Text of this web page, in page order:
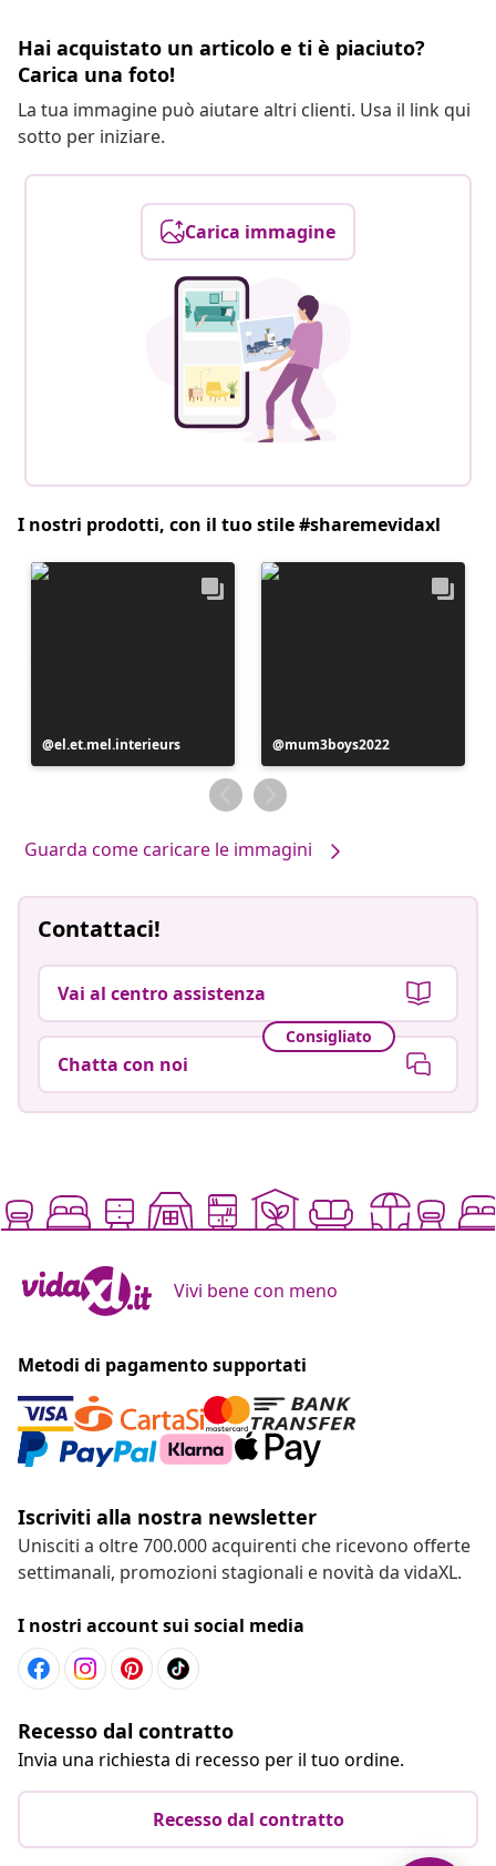
Hai acquistato un articolo e ti è piaciuto?
Carica una foto!
La tua immagine può aiutare altri clienti. Usa il link qui
sotto per iniziare.
Carica immagine
I nostri prodotti, con il tuo stile #sharemevidaxl
Post
pubblicato
el.et.mel.interieurs
Post
pubblicato
da
mum3boys2022
Guarda come caricare le immagini
Contattaci!
Vai al centro assistenza
Consigliato
Chatta con noi
Vivi bene con meno
Metodi di pagamento supportati
Iscriviti alla nostra newsletter
Unisciti a oltre 700.000 acquirenti che ricevono offerte
settimanali, promozioni stagionali e novità da vidaXL.
I nostri account sui social media
Recesso dal contratto
Invia una richiesta di recesso per il tuo ordine.
Recesso dal contratto